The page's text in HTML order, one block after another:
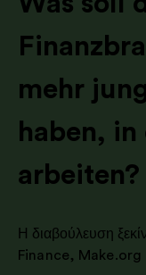
mehr
haben,
arbeiten?
Η διαβούλευση
Finance, Make.org